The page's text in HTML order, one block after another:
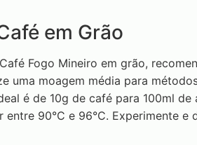
em Grão
Fogo Mineiro em grão,
uma moagem média para
é de 10g de café para 100ml de
90°C e 96°C. Experimente e